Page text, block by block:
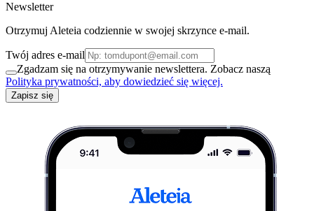
Newsletter
Otrzymuj Aleteia codziennie w swojej skrzynce e-mail.
Twój adres e-mail
Zgadzam się na otrzymywanie newslettera. Zobacz naszą
Polityka prywatności, aby dowiedzieć się więcej.
Zapisz się